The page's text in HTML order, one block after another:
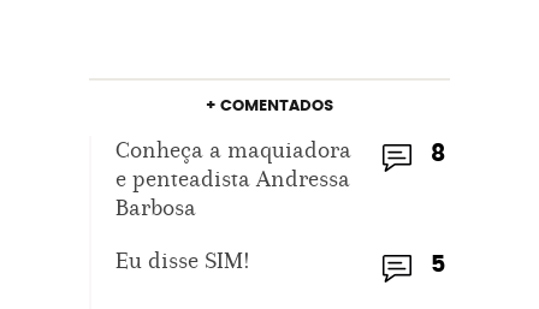
+ COMENTADOS
8
Conheça a maquiadora
e penteadista Andressa
Barbosa
5
Eu disse SIM!